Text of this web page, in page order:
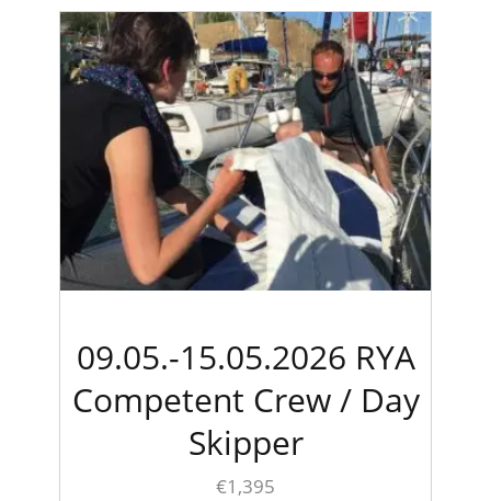
09.05.-15.05.2026 RYA
Competent Crew / Day
Skipper
€1,395